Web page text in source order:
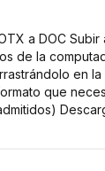
a DOC
de la
en
que